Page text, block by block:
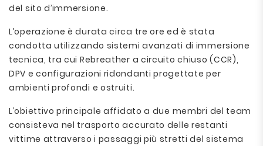
del sito d’immersione.
L’operazione è durata circa tre ore ed è stata
condotta utilizzando sistemi avanzati di immersione
tecnica, tra cui Rebreather a circuito chiuso (CCR),
DPV e configurazioni ridondanti progettate per
ambienti profondi e ostruiti.
L’obiettivo principale affidato a due membri del team
consisteva nel trasporto accurato delle restanti
vittime attraverso i passaggi più stretti del sistema